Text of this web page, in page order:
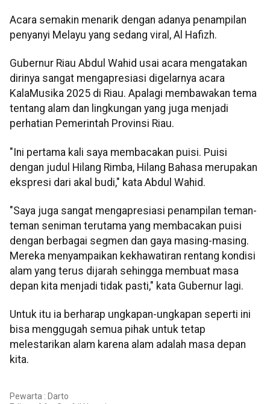
Acara semakin menarik dengan adanya penampilan
penyanyi Melayu yang sedang viral, Al Hafizh.
Gubernur Riau Abdul Wahid usai acara mengatakan
dirinya sangat mengapresiasi digelarnya acara
KalaMusika 2025 di Riau. Apalagi membawakan tema
tentang alam dan lingkungan yang juga menjadi
perhatian Pemerintah Provinsi Riau.
"Ini pertama kali saya membacakan puisi. Puisi
dengan judul Hilang Rimba, Hilang Bahasa merupakan
ekspresi dari akal budi," kata Abdul Wahid.
"Saya juga sangat mengapresiasi penampilan teman-
teman seniman terutama yang membacakan puisi
dengan berbagai segmen dan gaya masing-masing.
Mereka menyampaikan kekhawatiran rentang kondisi
alam yang terus dijarah sehingga membuat masa
depan kita menjadi tidak pasti," kata Gubernur lagi.
Untuk itu ia berharap ungkapan-ungkapan seperti ini
bisa menggugah semua pihak untuk tetap
melestarikan alam karena alam adalah masa depan
kita.
Pewarta : Darto